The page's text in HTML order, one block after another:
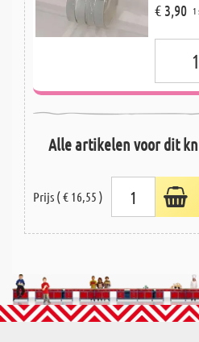
€ 3,90
Alle artikelen voor dit
Prijs ( € 16,55 )